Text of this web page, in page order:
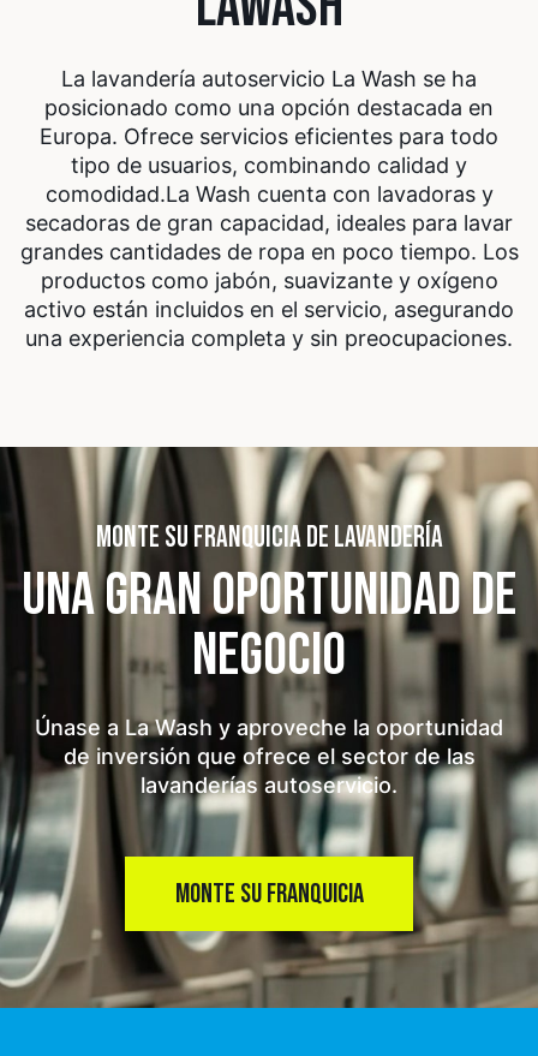
La lavandería autoservicio La Wash se ha
posicionado como una opción destacada en
Europa. Ofrece servicios eficientes para todo
tipo de usuarios, combinando calidad y
comodidad.La Wash cuenta con lavadoras y
secadoras de gran capacidad, ideales para lavar
grandes cantidades de ropa en poco tiempo. Los
productos como jabón, suavizante y oxígeno
activo están incluidos en el servicio, asegurando
una experiencia completa y sin preocupaciones.
MONTE SU FRANQUICIA DE LAVANDERÍA
UNA GRAN OPORTUNIDADDE
NEGOCIO
Únase a La Wash y aproveche la oportunidad
de inversión que ofrece el sector de las
lavanderías autoservicio.
MONTE SU FRANQUICIA